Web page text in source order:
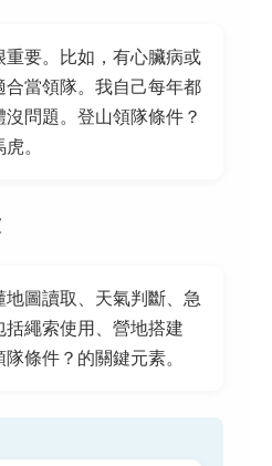
要。比如，有心臟病或
當領隊。我自己每年都
問題。登山領隊條件？
。
圖讀取、天氣判斷、急
繩索使用、營地搭建
條件？的關鍵元素。